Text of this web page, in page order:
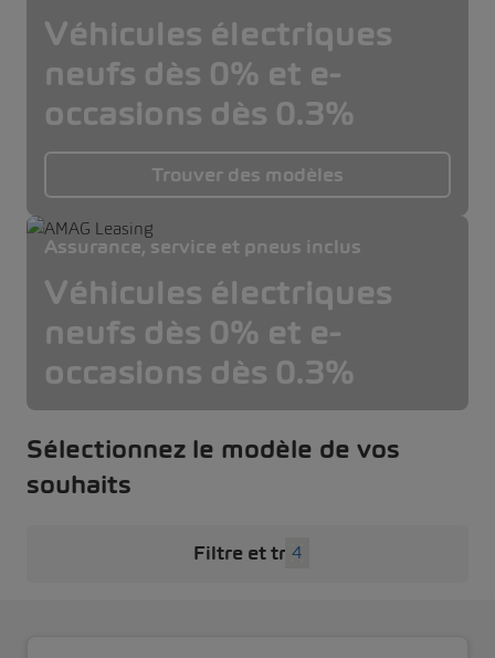
Véhicules électriques
neufs dès 0% et e-
occasions dès 0.3%
Trouver des modèles
Assurance, service et pneus inclus
Véhicules électriques
neufs dès 0% et e-
occasions dès 0.3%
Sélectionnez le modèle de vos
souhaits
Filtre et tri 4